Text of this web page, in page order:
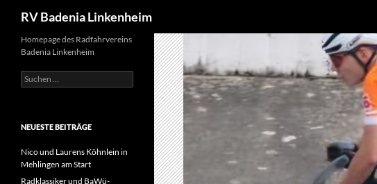
Inhalt
springen
RV Badenia Linkenheim
Homepage des Radfahrvereins
Badenia Linkenheim
Suchen
nach:
NEUESTE BEITRÄGE
Nico und Laurens Köhnlein in
Mehlingen am Start
Radklassiker und BaWü-